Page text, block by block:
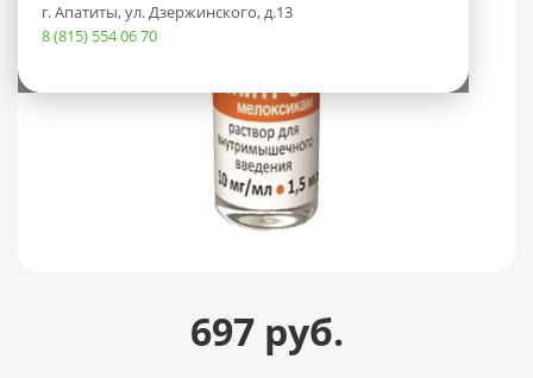
г. Апатиты, ул. Дзержинского, д.13
8 (815) 554 06 70
697 руб.